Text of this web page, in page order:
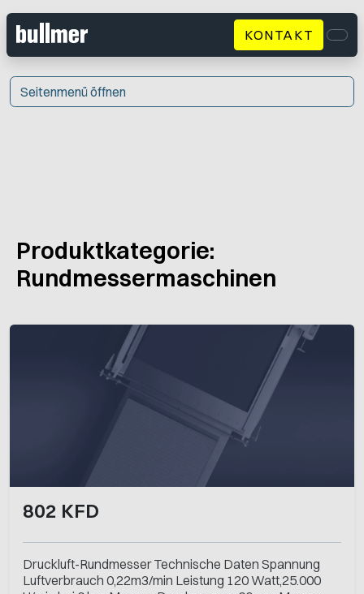
KONTAKT
Produktkategorie:
Rundmessermaschinen
802 KFD
Druckluft-Rundmesser Technische Daten Spannung
Luftverbrauch 0,22m3/min Leistung 120 Watt,25.000
Seitenmenü öffnen